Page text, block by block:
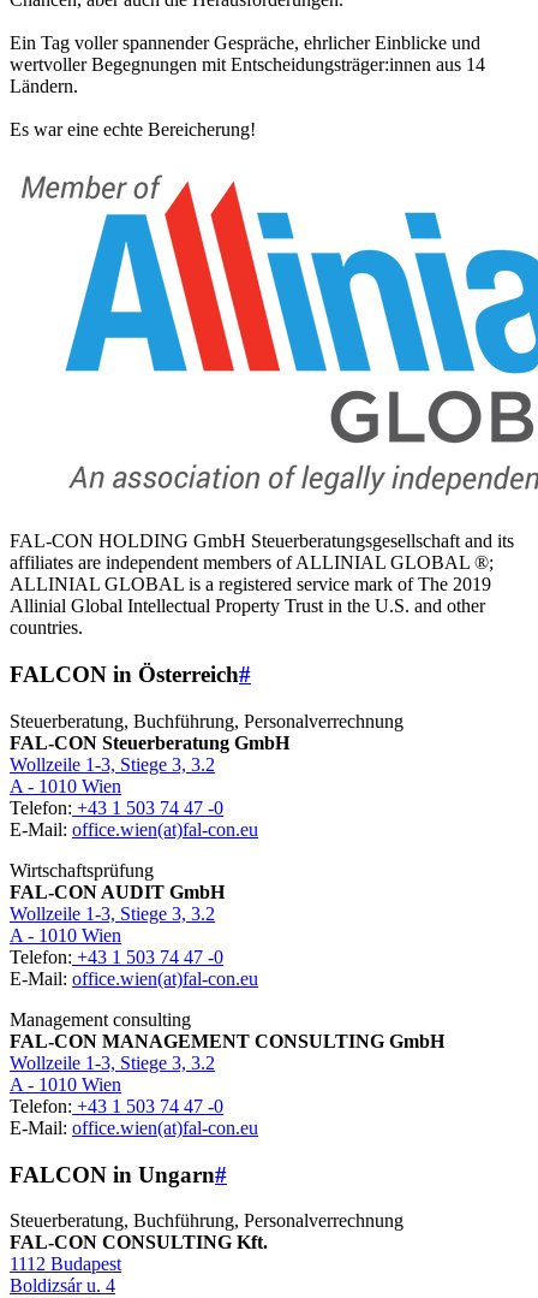
Ein Tag voller spannender Gespräche, ehrlicher Einblicke und
wertvoller Begegnungen mit Entscheidungsträger:innen aus 14
Ländern.
Es war eine echte Bereicherung!
FAL-CON HOLDING GmbH Steuerberatungsgesellschaft and its
affiliates are independent members of ALLINIAL GLOBAL ®;
ALLINIAL GLOBAL is a registered service mark of The 2019
Allinial Global Intellectual Property Trust in the U.S. and other
countries.
FALCON in Österreich#
Steuerberatung, Buchführung, Personalverrechnung
FAL-CON Steuerberatung GmbH
Wollzeile 1-3, Stiege 3, 3.2
A - 1010 Wien
Telefon: +43 1 503 74 47 -0
E-Mail: office.wien(at)fal-con.eu
Wirtschaftsprüfung
FAL-CON AUDIT GmbH
Wollzeile 1-3, Stiege 3, 3.2
A - 1010 Wien
Telefon: +43 1 503 74 47 -0
E-Mail: office.wien(at)fal-con.eu
Management consulting
FAL-CON MANAGEMENT CONSULTING GmbH
Wollzeile 1-3, Stiege 3, 3.2
A - 1010 Wien
Telefon: +43 1 503 74 47 -0
E-Mail: office.wien(at)fal-con.eu
FALCON in Ungarn#
Steuerberatung, Buchführung, Personalverrechnung
FAL-CON CONSULTING Kft.
1112 Budapest
Boldizsár u. 4